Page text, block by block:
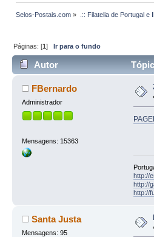
Selos-Postais.com » .:: Filatelia de Portugal e
Páginas: [1]Ir para o fundo
Autor
FBernardo
Administrador
Mensagens: 15363
http://
http://
http://
Santa Justa
Mensagens: 95